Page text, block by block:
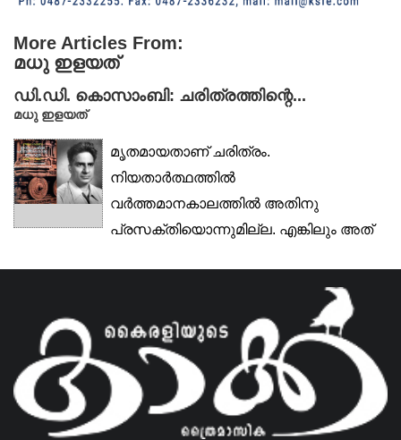
More Articles From:
മധു ഇളയത്
ഡി.ഡി. കൊസാംബി: ചരിത്രത്തിന്റെ...
മധു ഇളയത്
മൃതമായതാണ് ചരിത്രം.
നിയതാർത്ഥത്തിൽ
വർത്തമാനകാലത്തിൽ അതിനു
പ്രസക്തിയൊന്നുമില്ല. എങ്കിലും അത്